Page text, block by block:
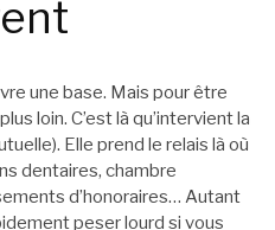
une base. Mais pour être
loin. C’est là qu’intervient la
Elle prend le relais là où
dentaires, chambre
d’honoraires… Autant
peser lourd si vous